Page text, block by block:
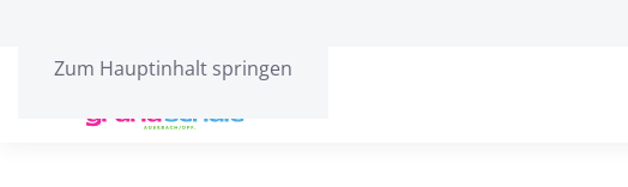
Zum Hauptinhalt springen